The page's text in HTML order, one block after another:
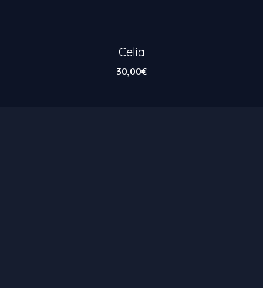
Celia
30,00€